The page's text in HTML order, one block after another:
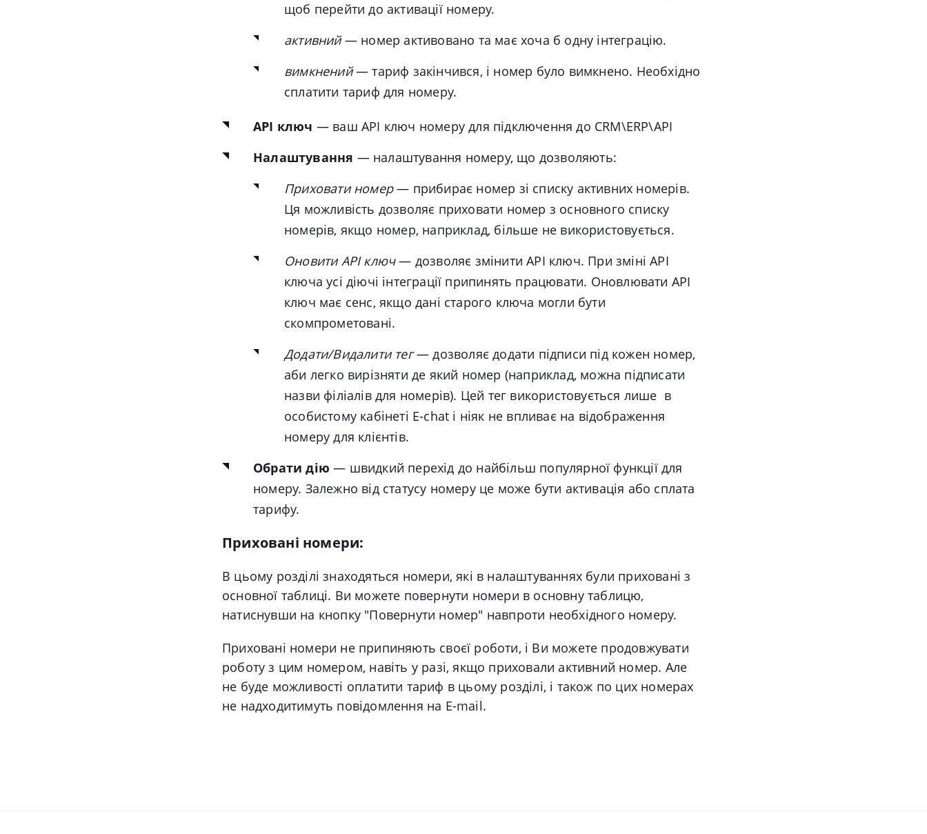
щоб перейти до активації номеру.
активний— номер активовано та має хоча б одну інтеграцію.
вимкнений— тариф закінчився, і номер було вимкнено. Необхідно
сплатити тариф для номеру.
АРІ ключ — ваш АРІ ключ номеру для підключення до CRM\ERP\API
Налаштування — налаштування номеру, що дозволяють:
Приховати номер — прибирає номер зі списку активних номерів.
Ця можливість дозволяє приховати номер з основного списку
номерів, якщо номер, наприклад, більше не використовується.
Оновити API ключ — дозволяє змінити API ключ. При зміні API
ключа усі діючі інтеграції припинять працювати. Оновлювати API
ключ має сенс, якщо дані старого ключа могли бути
скомпрометовані.
Додати/Видалити тег — дозволяє додати підписи під кожен номер,
аби легко вирізняти де який номер (наприклад, можна підписати
назви філіалів для номерів). Цей тег використовується лише в
особистому кабінеті E-chat і ніяк не впливає на відображення
номеру для клієнтів.
Обрати дію— швидкий перехід до найбільш популярної функції для
номеру. Залежно від статусу номеру це може бути активація або сплата
тарифу.
Приховані номери:
В цьому розділі знаходяться номери, які в налаштуваннях були приховані з
основної таблиці. Ви можете повернути номери в основну таблицю,
натиснувши на кнопку "Повернути номер" навпроти необхідного номеру.
Приховані номери не припиняють своєї роботи, і Ви можете продовжувати
роботу з цим номером, навіть у разі, якщо приховали активний номер. Але
не буде можливості оплатити тариф в цьому розділі, і також по цих номерах
не надходитимуть повідомлення на E-mail.